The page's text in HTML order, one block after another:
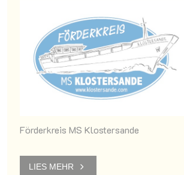
Förderkreis MS Klostersande
LIES MEHR